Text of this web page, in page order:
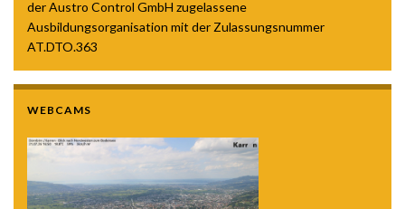
der Austro Control GmbH zugelassene
Ausbildungsorganisation mit der Zulassungsnummer
AT.DTO.363
WEBCAMS